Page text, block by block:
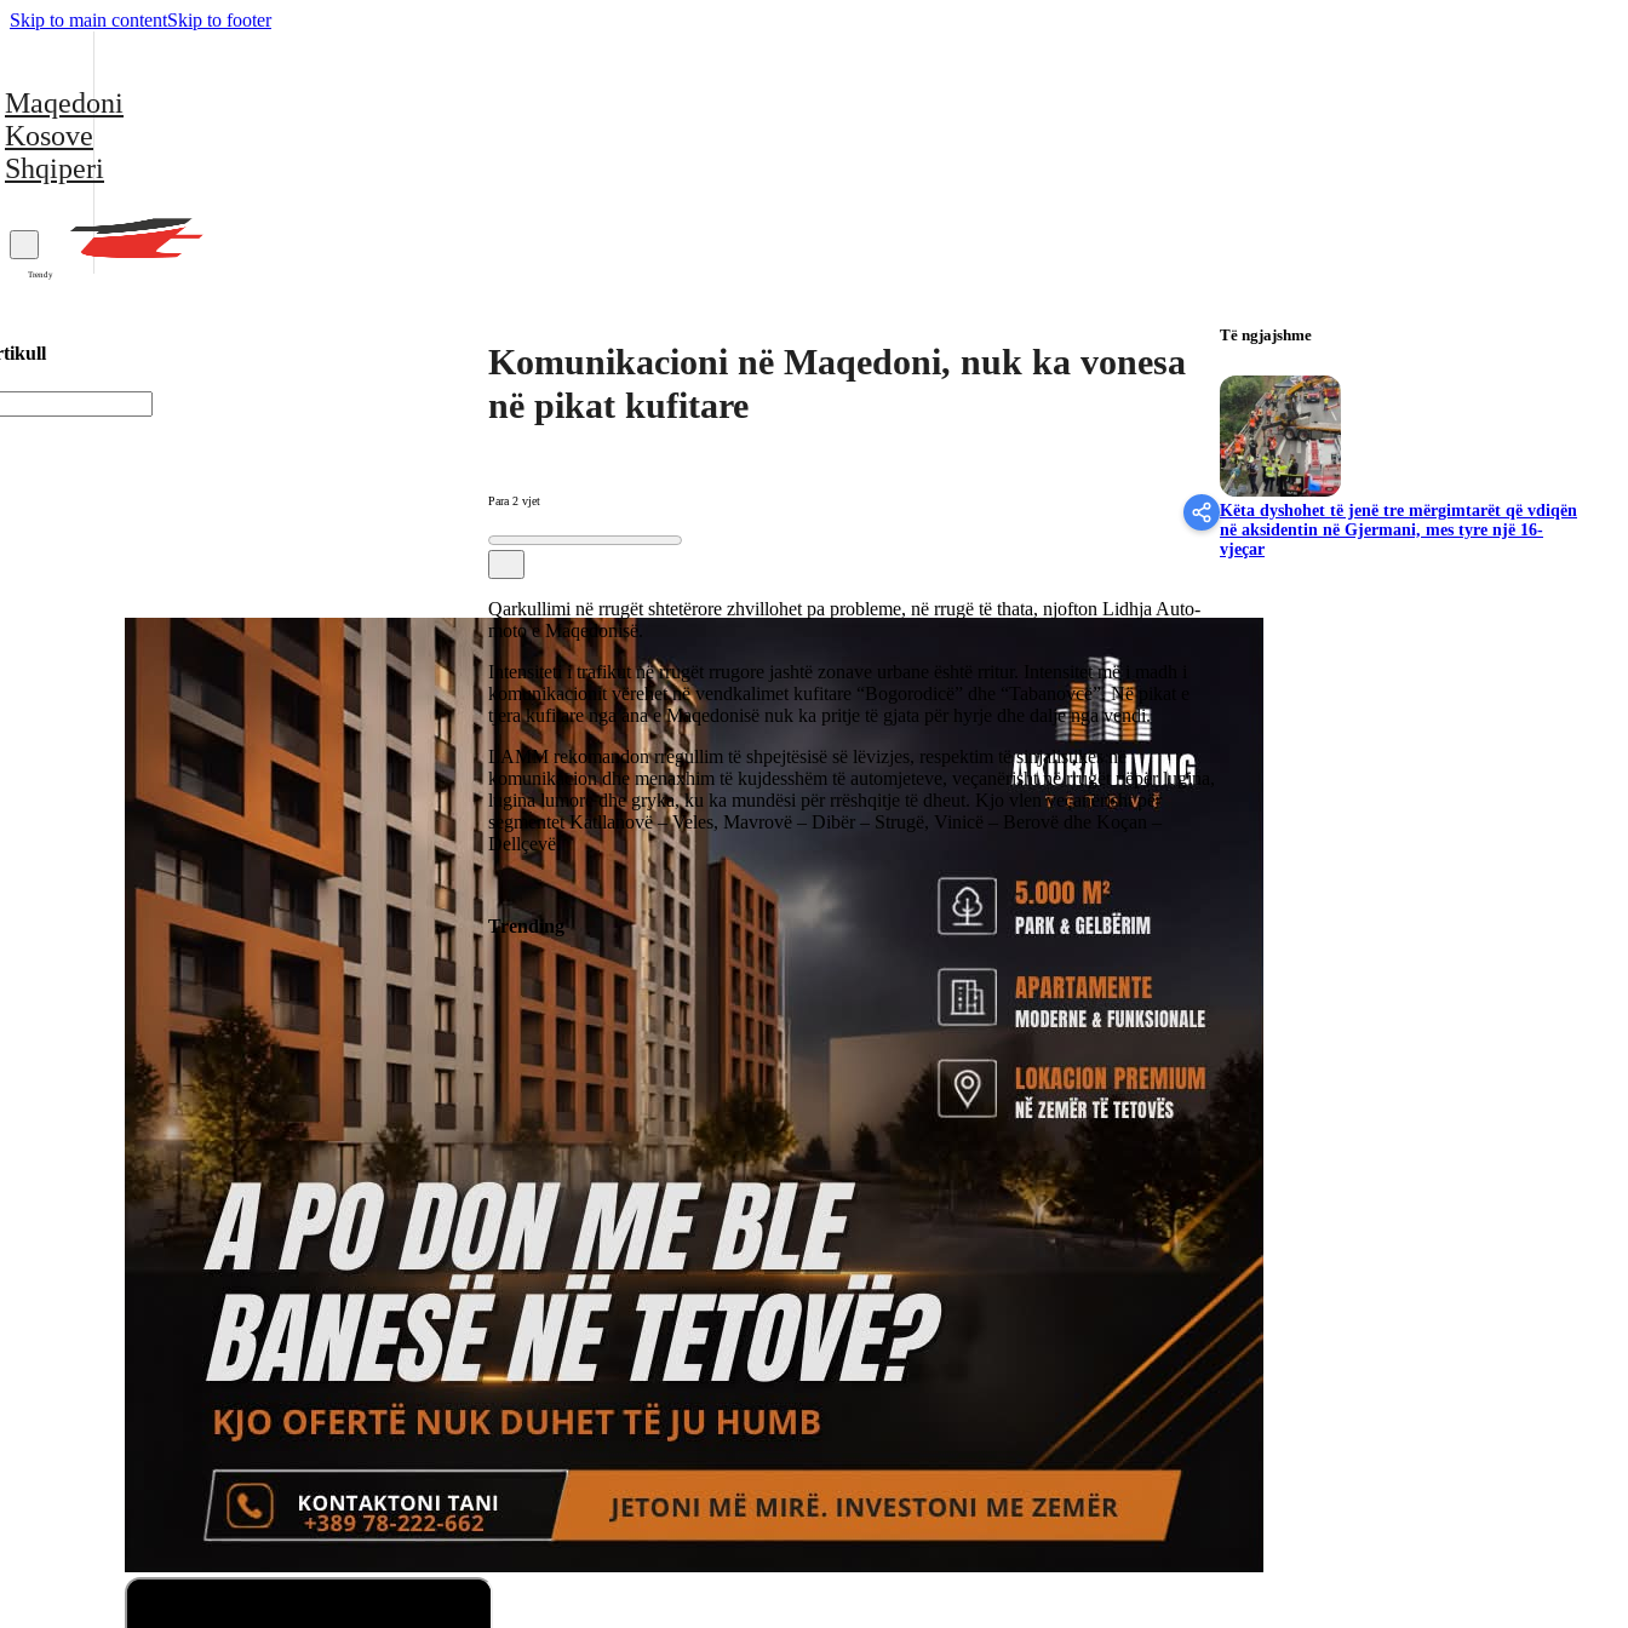
Skip to main contentSkip to footer
Maqedoni
Kosove
Shqiperi
Trendy
Komunikacioni në Maqedoni, nuk ka vonesa
në pikat kufitare
Para 2 vjet
Qarkullimi në rrugët shtetërore zhvillohet pa probleme, në rrugë të thata, njofton Lidhja Auto-
moto e Maqedonisë.
Intensiteti i trafikut në rrugët rrugore jashtë zonave urbane është rritur. Intensitet më i madh i
komunikacionit vërehet në vendkalimet kufitare “Bogorodicë” dhe “Tabanovcë”. Në pikat e
tjera kufitare nga ana e Maqedonisë nuk ka pritje të gjata për hyrje dhe dalje nga vendi.
LAMM rekomandon rregullim të shpejtësisë së lëvizjes, respektim të sinjalistikës në
komunikacion dhe menaxhim të kujdesshëm të automjeteve, veçanërisht në rrugët nëpër lugina,
lugina lumore dhe gryka, ku ka mundësi për rrëshqitje të dheut. Kjo vlen veçanërisht për
segmentet Katllanovë – Veles, Mavrovë – Dibër – Strugë, Vinicë – Berovë dhe Koçan –
Dellçevë.
Trending
Të ngjajshme
Këta dyshohet të jenë tre mërgimtarët që vdiqën
në aksidentin në Gjermani, mes tyre një 16-
vjeçar